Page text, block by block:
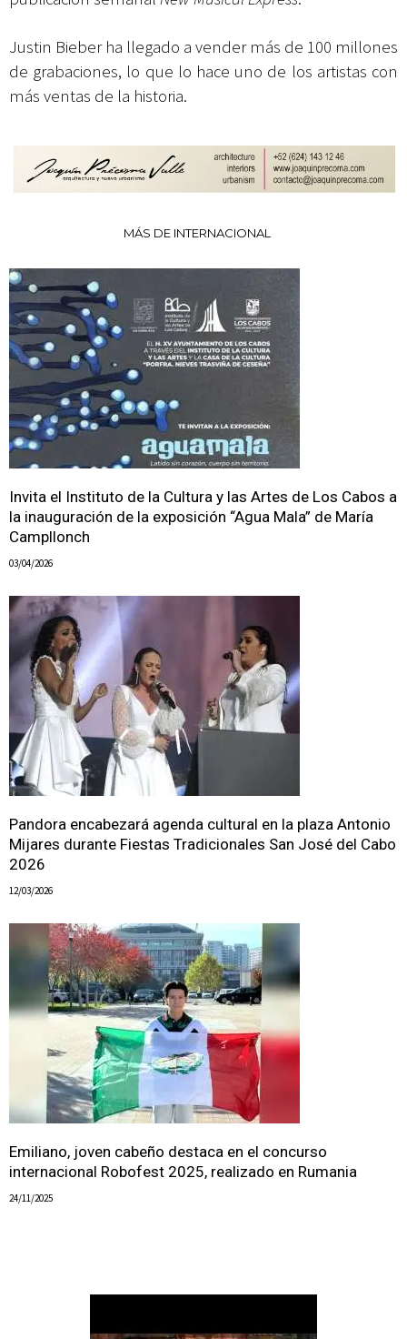
Justin Bieber ha llegado a vender más de 100 millones
de grabaciones, lo que lo hace uno de los artistas con
más ventas de la historia.
MÁS DE INTERNACIONAL
Invita el Instituto de la Cultura y las Artes de Los Cabos a
la inauguración de la exposición “Agua Mala” de María
Campllonch
03/04/2026
Pandora encabezará agenda cultural en la plaza Antonio
Mijares durante Fiestas Tradicionales San José del Cabo
2026
12/03/2026
Emiliano, joven cabeño destaca en el concurso
internacional Robofest 2025, realizado en Rumania
24/11/2025